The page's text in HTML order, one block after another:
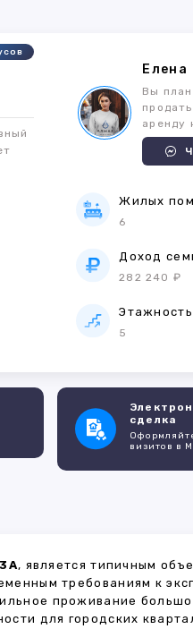
Елена
Вы
аренду
Жилых
6
Доход
282 240 ₽
Этажность
5
сделка
визитов в
, является типичным
требованиям к
проживание
для городских